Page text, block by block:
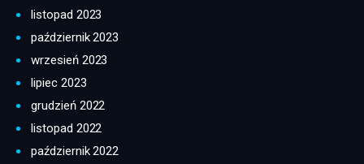
listopad 2023
październik 2023
wrzesień 2023
lipiec 2023
grudzień 2022
listopad 2022
październik 2022